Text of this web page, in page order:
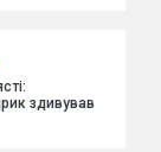
здивував